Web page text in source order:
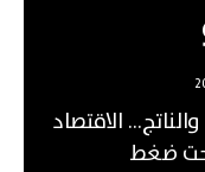
الاقتصاد
ضغط